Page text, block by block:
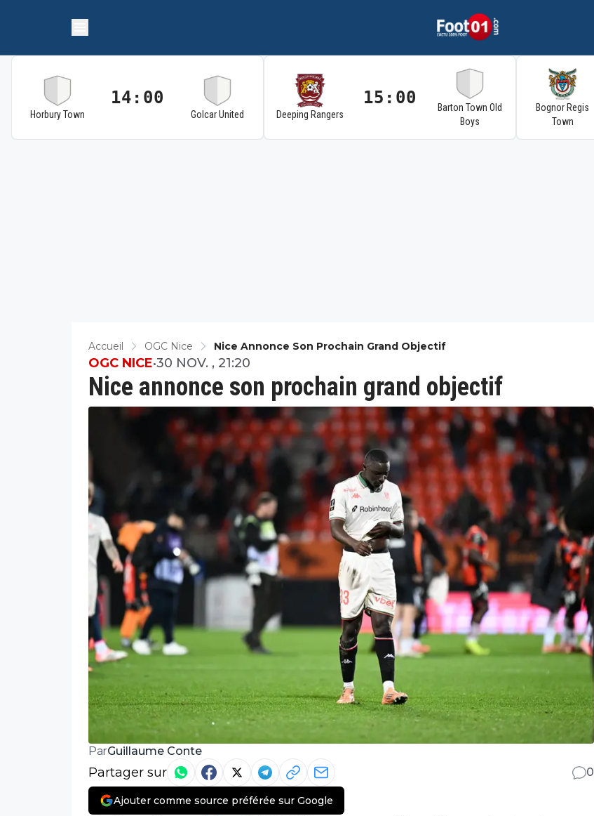
Horbury Town
14:00
Golcar United Deeping Rangers
15:00
Barton Town Old
Boys
Bognor Regis
Town
Accueil OGC Nice Nice Annonce Son Prochain Grand Objectif
Nice annonce son prochain grand objectif
OGC NICE•30 NOV. , 21:20
ParGuillaume Conte
Partager sur 0
Ajouter comme source préférée sur Google